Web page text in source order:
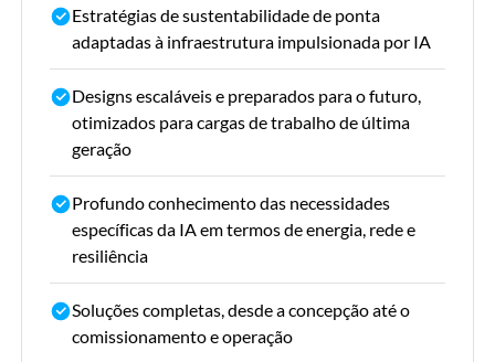
Estratégias de sustentabilidade de ponta
adaptadas à infraestrutura impulsionada por IA
Designs escaláveis e preparados para o futuro,
otimizados para cargas de trabalho de última
geração
Profundo conhecimento das necessidades
específicas da IA em termos de energia, rede e
resiliência
Soluções completas, desde a concepção até o
comissionamento e operação